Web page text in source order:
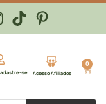
se Acesso Afiliados
0